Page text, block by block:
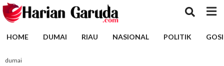
HOME DUMAI RIAU NASIONAL POLITIK
dumai